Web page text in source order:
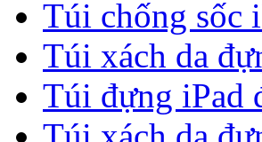
Túi chống sốc
Túi xách da
Túi đựng iPad